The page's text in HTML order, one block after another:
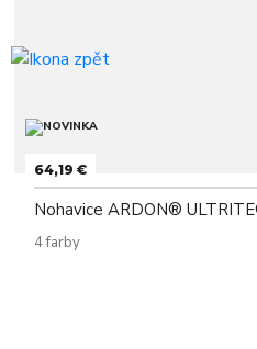
64,19 €
Nohavice ARDON®
4 farby